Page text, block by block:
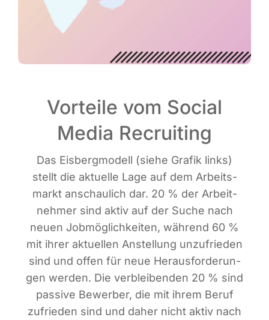
Vorteile vom Social
Media Recruiting
Das Eis­berg­mo­dell (sie­he Gra­fik links)
stellt die aktu­el­le Lage auf dem Arbeits­
markt anschau­lich dar. 20 % der Arbeit­
neh­mer sind aktiv auf der Suche nach
neu­en Job­mög­lich­kei­ten, wäh­rend 60 %
mit ihrer aktu­el­len Anstel­lung unzu­frie­den
sind und offen für neue Her­aus­for­de­run­
gen wer­den. Die ver­blei­ben­den 20 % sind
pas­si­ve Bewer­ber, die mit ihrem Beruf
zufrie­den sind und daher nicht aktiv nach